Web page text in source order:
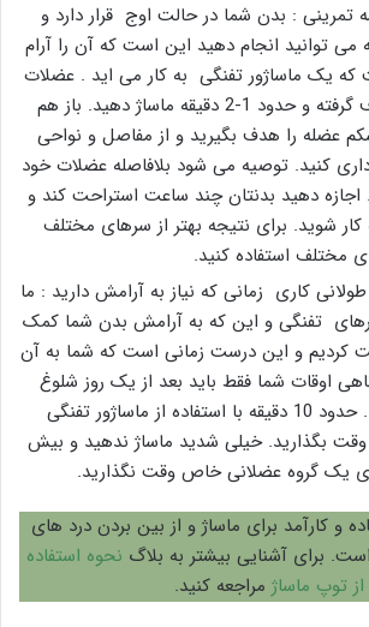
تمرینی : بدن شما در حالت اوج قرار دارد و
می توانید انجام دهید این است که آن را آرام
که یک ماساژور تفنگی به کار می اید . عضلات
منقبض را هدف گرفته و حدود 1-2 دقیقه ماساژ دهید. باز هم
عضله را هدف بگیرید و از مفاصل و نواحی
کنید. توصیه می شود بلافاصله عضلات خود
اجازه دهید بدنتان چند ساعت استراحت کند و
شوید. برای نتیجه بهتر از سرهای مختلف
مختلف استفاده کنید.
کاری زمانی که نیاز به آرامش دارید : ما
تفنگی و این که به آرامش بدن شما کمک
کردیم و این درست زمانی است که شما به آن
اوقات شما فقط باید بعد از یک روز شلوغ
استراحت کنید . حدود 10 دقیقه با استفاده از ماساژور تفنگی
بگذارید. خیلی شدید ماساژ ندهید و بیش
یک گروه عضلانی خاص وقت نگذارید.
و کارآمد برای ماساژ و از بین بردن درد های
برای آشنایی بیشتر به بلاگ نحوه استفاده
از توپ ماساژ مراجعه کنید.